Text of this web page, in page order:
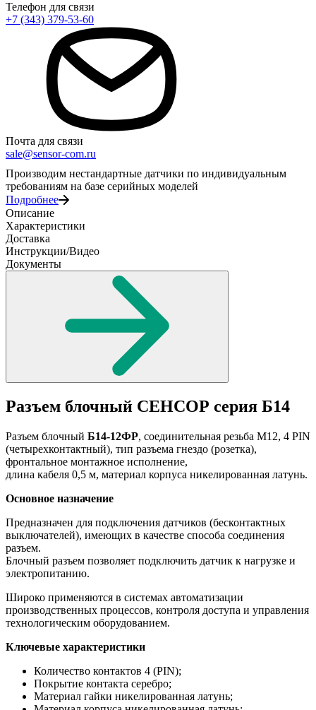
Телефон для связи
+7 (343) 379-53-60
Почта для связи
sale@sensor-com.ru
Производим нестандартные датчики по индивидуальным
требованиям на базе серийных моделей
Подробнее
Описание
Характеристики
Доставка
Инструкции/Видео
Документы
Разъем блочный СЕНСОР серия Б14
Разъем блочный Б14-12ФР, соединительная резьба М12, 4 PIN
(четырехконтактный), тип разъема гнездо (розетка),
фронтальное монтажное исполнение,
длина кабеля 0,5 м, материал корпуса никелированная латунь.
Основное назначение
Предназначен для подключения датчиков (бесконтактных
выключателей), имеющих в качестве способа соединения
разъем.
Блочный разъем позволяет подключить датчик к нагрузке и
электропитанию.
Широко применяются в системах автоматизации
производственных процессов, контроля доступа и управления
технологическим оборудованием.
Ключевые характеристики
Количество контактов 4 (PIN);
Покрытие контакта серебро;
Материал гайки никелированная латунь;